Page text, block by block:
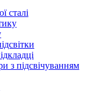
сталі
з підсвічуванням